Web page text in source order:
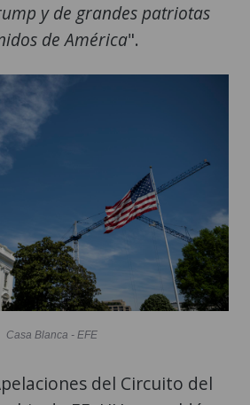
y de grandes patriotas
de América".
Casa Blanca - EFE
del Circuito del